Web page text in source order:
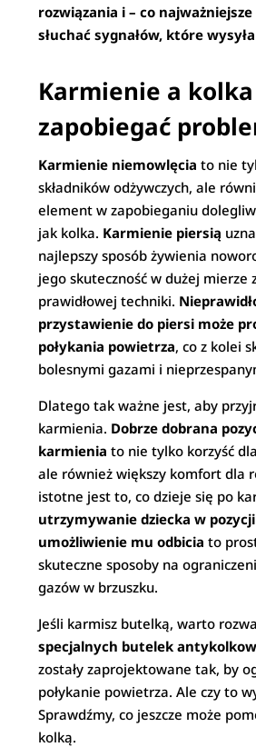
rozwiązania i – co
słuchać sygnałów, które
Karmienie a
zapobiegać
Karmienie niemowlęcia to nie
składników odżywczych, ale
element w zapobieganiu
jak kolka. Karmienie piersią
najlepszy sposób żywienia
jego skuteczność w dużej mierze
prawidłowej techniki.
przystawienie do piersi może
połykania powietrza, co z kolei
bolesnymi gazami i
Dlatego tak ważne jest, aby
karmienia. Dobrze dobrana
karmienia to nie tylko korzyść
ale również większy komfort dla
istotne jest to, co dzieje się po
utrzymywanie dziecka w
umożliwienie mu odbicia to
skuteczne sposoby na
gazów w brzuszku.
Jeśli karmisz butelką, warto
specjalnych butelek
zostały zaprojektowane tak, by
połykanie powietrza. Ale czy to
Sprawdźmy, co jeszcze może
kolką.